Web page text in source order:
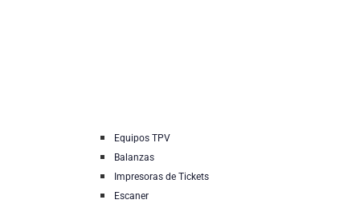
Equipos TPV
Balanzas
Impresoras de Tickets
Escaner